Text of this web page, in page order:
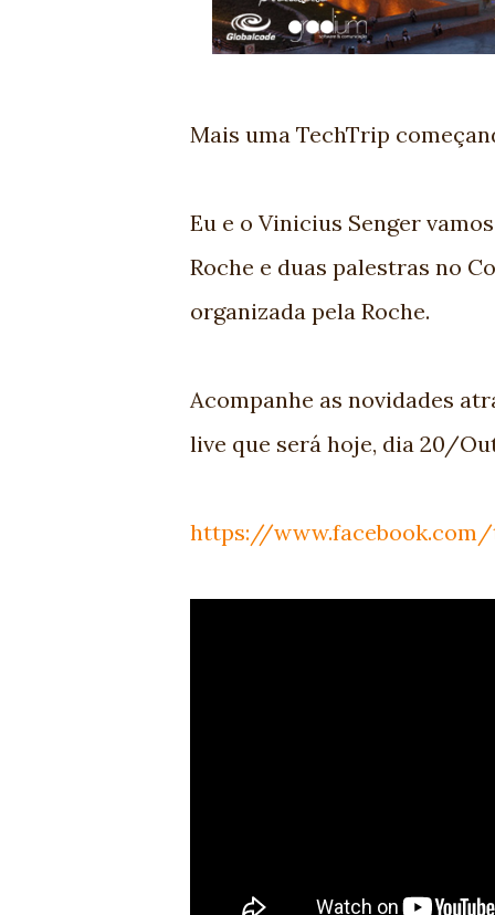
Mais uma TechTrip
Eu e o Vinicius Senger
Roche e duas palestras no
organizada pela Roche.
Acompanhe as novidades
live que será hoje, dia 20/
https://